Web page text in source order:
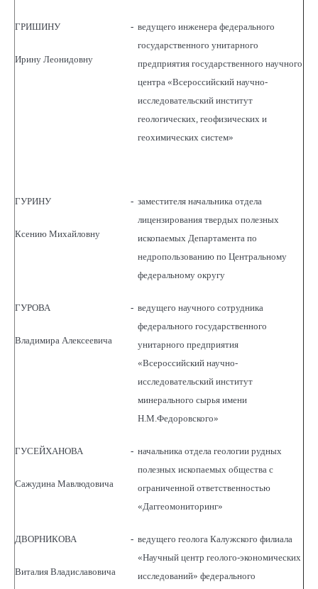
ГРИШИНУ
Ирину Леонидовну
- ведущего инженера федерального
государственного унитарного
предприятия государственного научного
центра «Всероссийский научно-
исследовательский институт
геологических, геофизических и
геохимических систем»
ГУРИНУ
Ксению Михайловну
- заместителя начальника отдела
лицензирования твердых полезных
ископаемых Департамента по
недропользованию по Центральному
федеральному округу
ГУРОВА
Владимира Алексеевича
- ведущего научного сотрудника
федерального государственного
унитарного предприятия
«Всероссийский научно-
исследовательский институт
минерального сырья имени
Н.М.Федоровского»
ГУСЕЙХАНОВА
Сажудина Мавлюдовича
- начальника отдела геологии рудных
полезных ископаемых общества с
ограниченной ответственностью
«Даггеомониторинг»
ДВОРНИКОВА
Виталия Владиславовича
- ведущего геолога Калужского филиала
«Научный центр геолого-экономических
исследований» федерального